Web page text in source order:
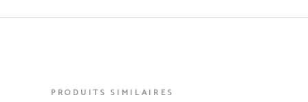
PRODUITS SIMILAIRES